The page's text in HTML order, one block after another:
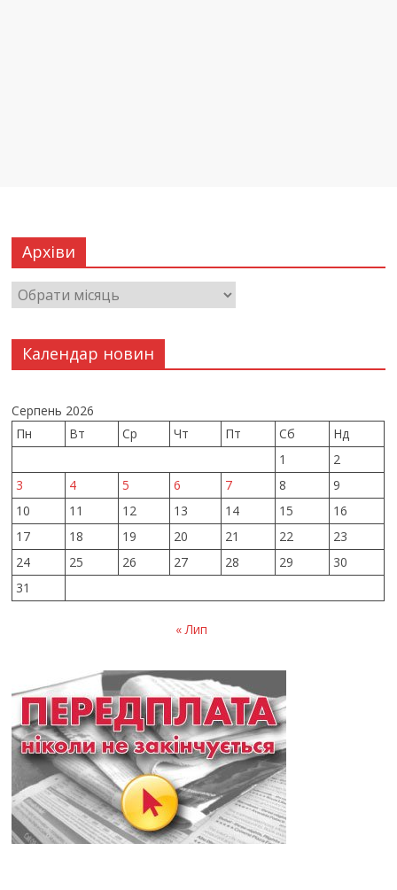
Архіви
Календар новин
Серпень 2026
Пн
Вт Ср Чт Пт Сб
Нд
1
2
3
4 5 6 7 8
9
10
11 12 13 14 15
16
17
18 19 20 21 22
23
24
25 26 27 28 29
30
31
« Лип